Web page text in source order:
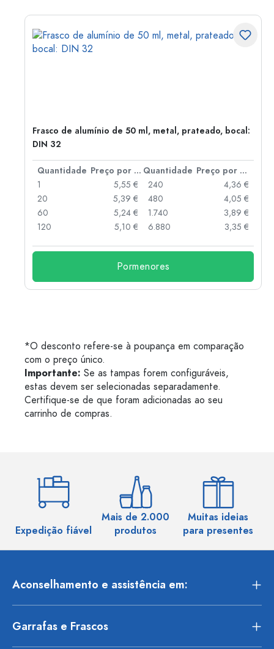
Frasco de alumínio de 50 ml, metal, prateado, bocal:
DIN 32
Quantidade Preço por peça Quantidade
Preço por peça
1
5,55 €
20
5,39 €
60
5,24 €
120
5,10 €
240
4,36 €
480
4,05 €
1.740
3,89 €
6.880
3,35 €
Pormenores
*O desconto refere-se à poupança em comparação
com o preço único.
Importante: Se as tampas forem configuráveis,
estas devem ser selecionadas separadamente.
Certifique-se de que foram adicionadas ao seu
carrinho de compras.
Expedição fiável
Mais de 2.000
produtos
Muitas ideias
para presentes
Aconselhamento e assistência em:
Garrafas e Frascos